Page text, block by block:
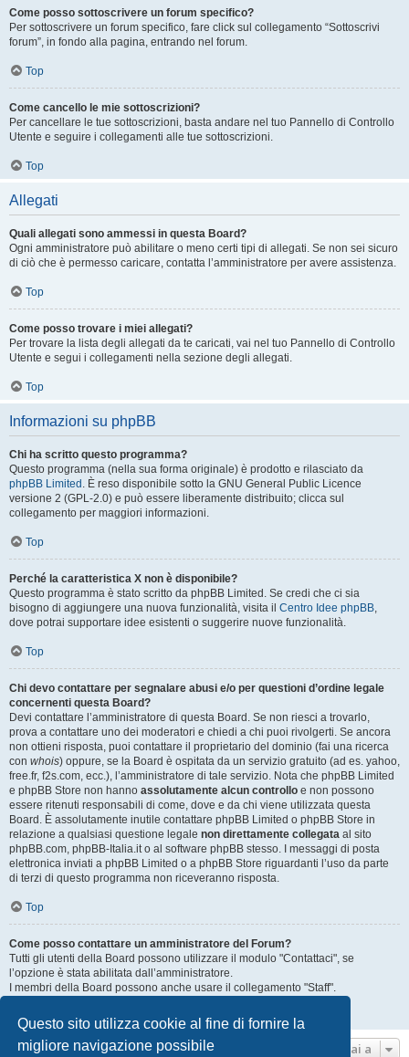
Questo sito utilizza cookie al fine di fornire la
migliore navigazione possibile
Come posso sottoscrivere un forum specifico?
Per sottoscrivere un forum specifico, fare click sul collegamento “Sottoscrivi
forum”, in fondo alla pagina, entrando nel forum.
Top
Come cancello le mie sottoscrizioni?
Per cancellare le tue sottoscrizioni, basta andare nel tuo Pannello di Controllo
Utente e seguire i collegamenti alle tue sottoscrizioni.
Top
Allegati
Quali allegati sono ammessi in questa Board?
Ogni amministratore può abilitare o meno certi tipi di allegati. Se non sei sicuro
di ciò che è permesso caricare, contatta l’amministratore per avere assistenza.
Top
Come posso trovare i miei allegati?
Per trovare la lista degli allegati da te caricati, vai nel tuo Pannello di Controllo
Utente e segui i collegamenti nella sezione degli allegati.
Top
Informazioni su phpBB
Chi ha scritto questo programma?
Questo programma (nella sua forma originale) è prodotto e rilasciato da
phpBB Limited . È reso disponibile sotto la GNU General Public Licence
versione 2 (GPL-2.0) e può essere liberamente distribuito; clicca sul
collegamento per maggiori informazioni.
Top
Perché la caratteristica X non è disponibile?
Questo programma è stato scritto da phpBB Limited. Se credi che ci sia
bisogno di aggiungere una nuova funzionalità, visita il Centro Idee phpBB,
dove potrai supportare idee esistenti o suggerire nuove funzionalità.
Top
Chi devo contattare per segnalare abusi e/o per questioni d’ordine legale
concernenti questa Board?
Devi contattare l’amministratore di questa Board. Se non riesci a trovarlo,
prova a contattare uno dei moderatori e chiedi a chi puoi rivolgerti. Se ancora
non ottieni risposta, puoi contattare il proprietario del dominio (fai una ricerca
con whois) oppure, se la Board è ospitata da un servizio gratuito (ad es. yahoo,
free.fr, f2s.com, ecc.), l’amministratore di tale servizio. Nota che phpBB Limited
e phpBB Store non hanno assolutamente alcun controllo e non possono
essere ritenuti responsabili di come, dove e da chi viene utilizzata questa
Board. È assolutamente inutile contattare phpBB Limited o phpBB Store in
relazione a qualsiasi questione legale non direttamente collegata al sito
phpBB.com, phpBB-Italia.it o al software phpBB stesso. I messaggi di posta
elettronica inviati a phpBB Limited o a phpBB Store riguardanti l’uso da parte
di terzi di questo programma non riceveranno risposta.
Top
Come posso contattare un amministratore del Forum?
Tutti gli utenti della Board possono utilizzare il modulo "Contattaci", se
l’opzione è stata abilitata dall’amministratore.
I membri della Board possono anche usare il collegamento "Staff".
Top
Vai a